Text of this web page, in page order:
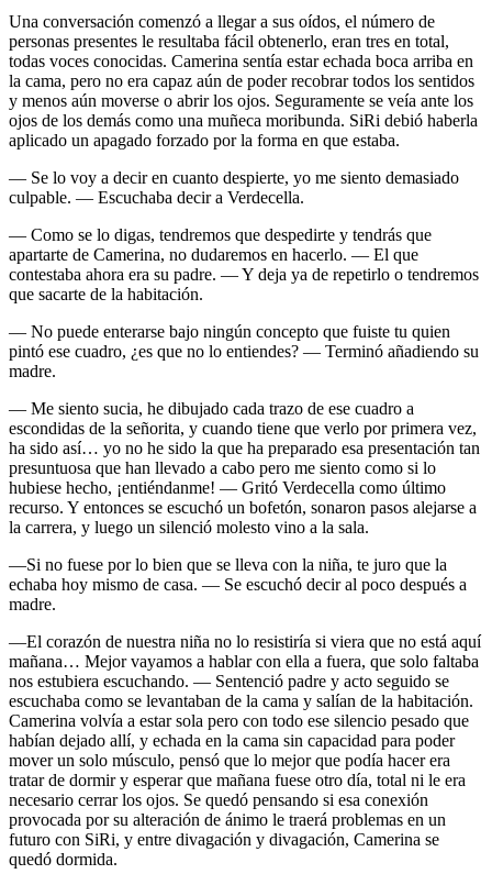
Una conversación comenzó a llegar a sus oídos, el número de
personas presentes le resultaba fácil obtenerlo, eran tres en total,
todas voces conocidas. Camerina sentía estar echada boca arriba en
la cama, pero no era capaz aún de poder recobrar todos los sentidos
y menos aún moverse o abrir los ojos. Seguramente se veía ante los
ojos de los demás como una muñeca moribunda. SiRi debió haberla
aplicado un apagado forzado por la forma en que estaba.
— Se lo voy a decir en cuanto despierte, yo me siento demasiado
culpable. — Escuchaba decir a Verdecella.
— Como se lo digas, tendremos que despedirte y tendrás que
apartarte de Camerina, no dudaremos en hacerlo. — El que
contestaba ahora era su padre. — Y deja ya de repetirlo o tendremos
que sacarte de la habitación.
— No puede enterarse bajo ningún concepto que fuiste tu quien
pintó ese cuadro, ¿es que no lo entiendes? — Terminó añadiendo su
madre.
— Me siento sucia, he dibujado cada trazo de ese cuadro a
escondidas de la señorita, y cuando tiene que verlo por primera vez,
ha sido así… yo no he sido la que ha preparado esa presentación tan
presuntuosa que han llevado a cabo pero me siento como si lo
hubiese hecho, ¡entiéndanme! — Gritó Verdecella como último
recurso. Y entonces se escuchó un bofetón, sonaron pasos alejarse a
la carrera, y luego un silenció molesto vino a la sala.
—Si no fuese por lo bien que se lleva con la niña, te juro que la
echaba hoy mismo de casa. — Se escuchó decir al poco después a
madre.
—El corazón de nuestra niña no lo resistiría si viera que no está aquí
mañana… Mejor vayamos a hablar con ella a fuera, que solo faltaba
nos estubiera escuchando. — Sentenció padre y acto seguido se
escuchaba como se levantaban de la cama y salían de la habitación.
Camerina volvía a estar sola pero con todo ese silencio pesado que
habían dejado allí, y echada en la cama sin capacidad para poder
mover un solo músculo, pensó que lo mejor que podía hacer era
tratar de dormir y esperar que mañana fuese otro día, total ni le era
necesario cerrar los ojos. Se quedó pensando si esa conexión
provocada por su alteración de ánimo le traerá problemas en un
futuro con SiRi, y entre divagación y divagación, Camerina se
quedó dormida.